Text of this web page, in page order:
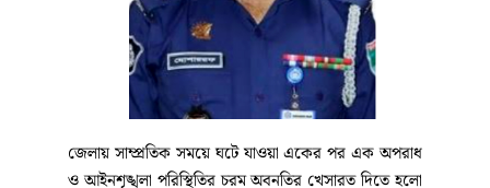
জেলায় সাম্প্রতিক সময়ে ঘটে যাওয়া একের পর এক অপরাধ
ও আইনশৃঙ্খলা পরিস্থিতির চরম অবনতির খেসারত দিতে হলো